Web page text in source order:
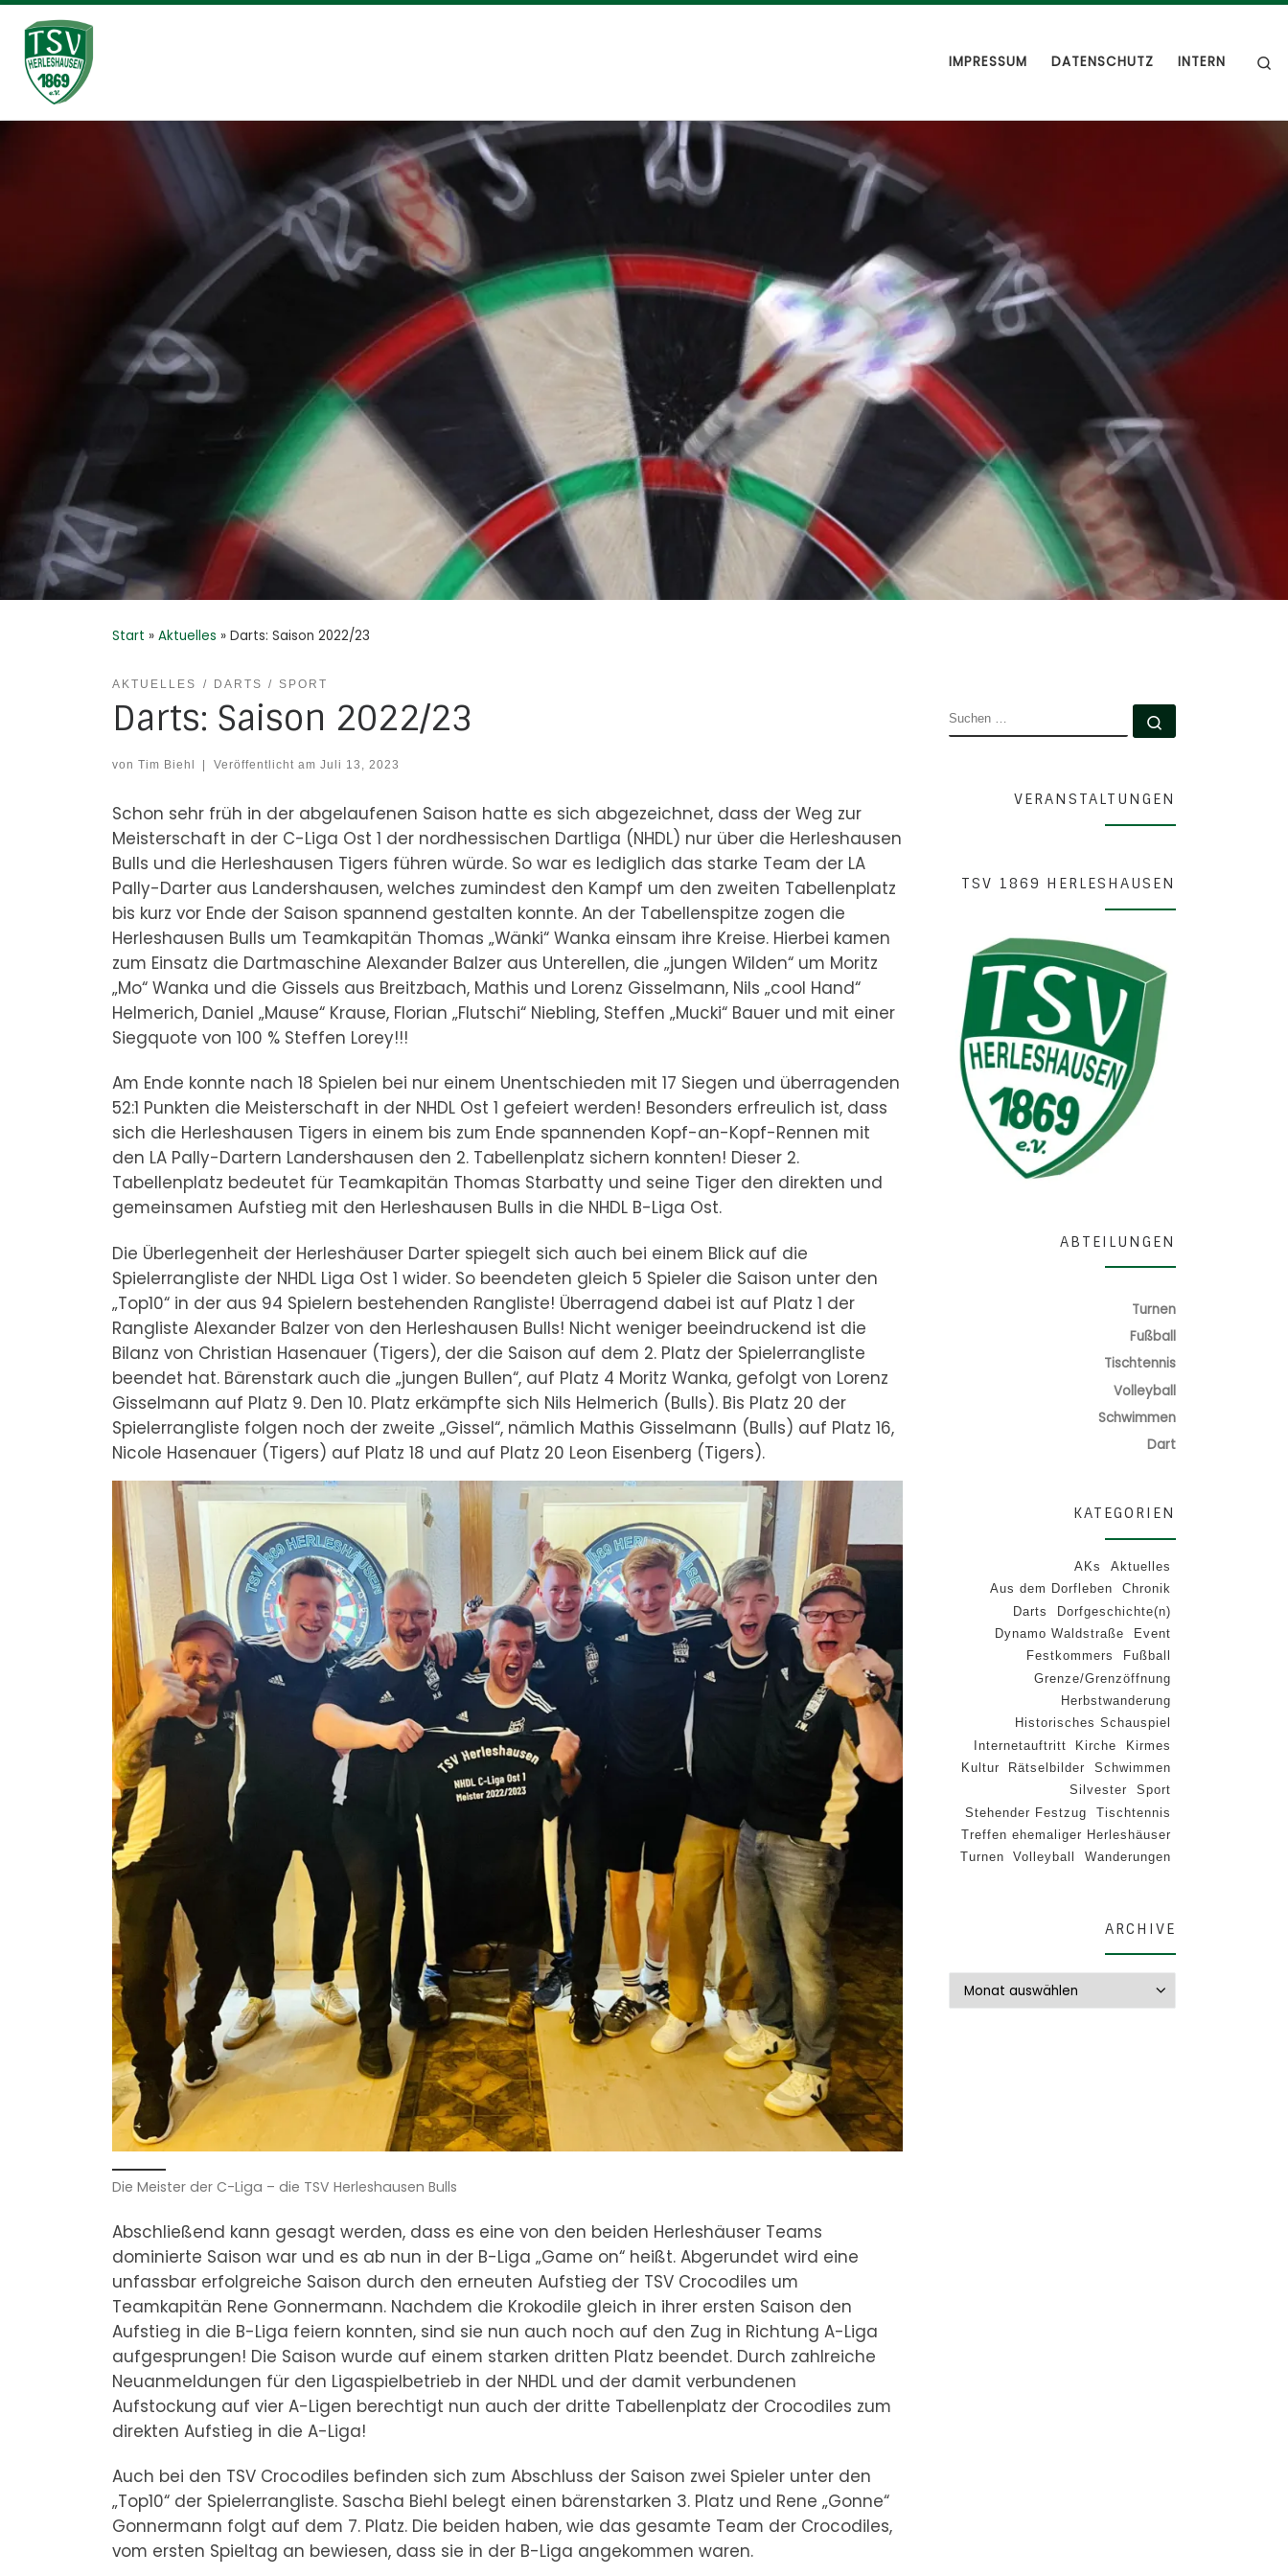
Zum Inhalt springen
IMPRESSUM DATENSCHUTZ INTERN
Start » Aktuelles » Darts: Saison 2022/23
AKTUELLES DARTS SPORT
Darts: Saison 2022/23
von Tim Biehl Veröffentlicht am Juli 13, 2023
Schon sehr früh in der abgelaufenen Saison hatte es sich abgezeichnet, dass der Weg zur
Meisterschaft in der C-Liga Ost 1 der nordhessischen Dartliga (NHDL) nur über die Herleshausen
Bulls und die Herleshausen Tigers führen würde. So war es lediglich das starke Team der LA
Pally-Darter aus Landershausen, welches zumindest den Kampf um den zweiten Tabellenplatz
bis kurz vor Ende der Saison spannend gestalten konnte. An der Tabellenspitze zogen die
Herleshausen Bulls um Teamkapitän Thomas „Wänki“ Wanka einsam ihre Kreise. Hierbei kamen
zum Einsatz die Dartmaschine Alexander Balzer aus Unterellen, die „jungen Wilden“ um Moritz
„Mo“ Wanka und die Gissels aus Breitzbach, Mathis und Lorenz Gisselmann, Nils „cool Hand“
Helmerich, Daniel „Mause“ Krause, Florian „Flutschi“ Niebling, Steffen „Mucki“ Bauer und mit einer
Siegquote von 100 % Steffen Lorey!!!
Am Ende konnte nach 18 Spielen bei nur einem Unentschieden mit 17 Siegen und überragenden
52:1 Punkten die Meisterschaft in der NHDL Ost 1 gefeiert werden! Besonders erfreulich ist, dass
sich die Herleshausen Tigers in einem bis zum Ende spannenden Kopf-an-Kopf-Rennen mit
den LA Pally-Dartern Landershausen den 2. Tabellenplatz sichern konnten! Dieser 2.
Tabellenplatz bedeutet für Teamkapitän Thomas Starbatty und seine Tiger den direkten und
gemeinsamen Aufstieg mit den Herleshausen Bulls in die NHDL B-Liga Ost.
Die Überlegenheit der Herleshäuser Darter spiegelt sich auch bei einem Blick auf die
Spielerrangliste der NHDL Liga Ost 1 wider. So beendeten gleich 5 Spieler die Saison unter den
„Top10“ in der aus 94 Spielern bestehenden Rangliste! Überragend dabei ist auf Platz 1 der
Rangliste Alexander Balzer von den Herleshausen Bulls! Nicht weniger beeindruckend ist die
Bilanz von Christian Hasenauer (Tigers), der die Saison auf dem 2. Platz der Spielerrangliste
beendet hat. Bärenstark auch die „jungen Bullen“, auf Platz 4 Moritz Wanka, gefolgt von Lorenz
Gisselmann auf Platz 9. Den 10. Platz erkämpfte sich Nils Helmerich (Bulls). Bis Platz 20 der
Spielerrangliste folgen noch der zweite „Gissel“, nämlich Mathis Gisselmann (Bulls) auf Platz 16,
Nicole Hasenauer (Tigers) auf Platz 18 und auf Platz 20 Leon Eisenberg (Tigers).
Die Meister der C-Liga – die TSV Herleshausen Bulls
Abschließend kann gesagt werden, dass es eine von den beiden Herleshäuser Teams
dominierte Saison war und es ab nun in der B-Liga „Game on“ heißt. Abgerundet wird eine
unfassbar erfolgreiche Saison durch den erneuten Aufstieg der TSV Crocodiles um
Teamkapitän Rene Gonnermann. Nachdem die Krokodile gleich in ihrer ersten Saison den
Aufstieg in die B-Liga feiern konnten, sind sie nun auch noch auf den Zug in Richtung A-Liga
aufgesprungen! Die Saison wurde auf einem starken dritten Platz beendet. Durch zahlreiche
Neuanmeldungen für den Ligaspielbetrieb in der NHDL und der damit verbundenen
Aufstockung auf vier A-Ligen berechtigt nun auch der dritte Tabellenplatz der Crocodiles zum
direkten Aufstieg in die A-Liga!
Auch bei den TSV Crocodiles befinden sich zum Abschluss der Saison zwei Spieler unter den
„Top10“ der Spielerrangliste. Sascha Biehl belegt einen bärenstarken 3. Platz und Rene „Gonne“
Gonnermann folgt auf dem 7. Platz. Die beiden haben, wie das gesamte Team der Crocodiles,
vom ersten Spieltag an bewiesen, dass sie in der B-Liga angekommen waren.
SUCHE
VERANSTALTUNGEN
TSV 1869 HERLESHAUSEN
ABTEILUNGEN
Turnen
Fußball
Tischtennis
Volleyball
Schwimmen
Dart
KATEGORIEN
AKs
Aktuelles
Aus dem Dorfleben
Chronik
Darts
Dorfgeschichte(n)
Dynamo Waldstraße
Event
Festkommers
Fußball
Grenze/Grenzöffnung
Herbstwanderung
Historisches Schauspiel
Internetauftritt
Kirche
Kirmes
Kultur
Rätselbilder
Schwimmen
Silvester
Sport
Stehender Festzug
Tischtennis
Treffen ehemaliger Herleshäuser
Turnen
Volleyball Wanderungen
ARCHIVE